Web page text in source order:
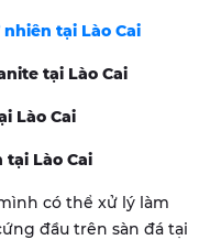
nhiên tại Lào Cai
tại Lào Cai
Lào Cai
tại Lào Cai
có thể xử lý làm
đầu trên sàn đá tại